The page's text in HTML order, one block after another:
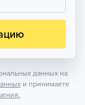
данных на
и принимаете